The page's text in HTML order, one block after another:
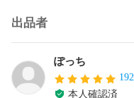
出品者
ぽっち
192
本人確認済